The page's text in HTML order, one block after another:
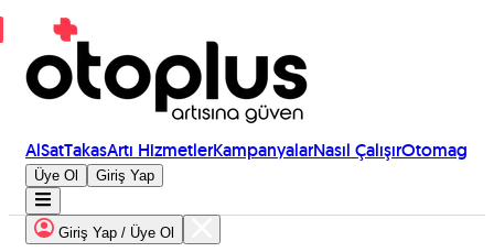
AlSatTakasArtı HizmetlerKampanyalarNasıl ÇalışırOtomag
Üye Ol Giriş Yap
Giriş Yap / Üye Ol